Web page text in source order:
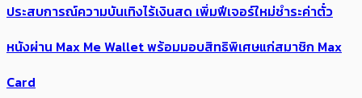
ประสบการณ์ความบันเทิงไร้เงินสด เพิ่มฟีเจอร์ใหม่ชำระค่าตั๋ว
หนังผ่าน Max Me Wallet พร้อมมอบสิทธิพิเศษแก่สมาชิก Max
Card